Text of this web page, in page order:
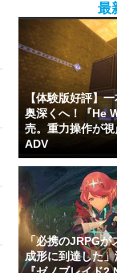
最
【体験版好評】
奥深くへ！『He
売。重力操作が
ADV
「必携のJRPGが
成形に到達した